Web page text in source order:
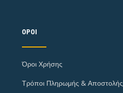
ΌΡΟΙ
Όροι Χρήσης
Τρόποι Πληρωμής & Αποστολής